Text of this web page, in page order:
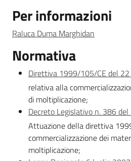
Per informazioni
Raluca Duma Marghidan
Normativa
Direttiva 1999/105/CE del
relativa alla
di moltiplicazione;
Decreto Legislativo n. 386
Attuazione della direttiva
commercializzazione dei
moltiplicazione;